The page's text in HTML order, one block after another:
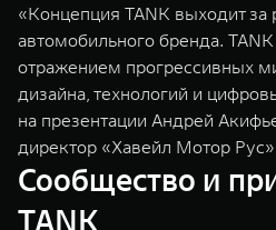
«Концепция TANK выходит за
автомобильного бренда. TANK
отражением прогрессивных
дизайна, технологий и
на презентации Андрей
директор «Хавейл Мотор
Сообщество и
TANK